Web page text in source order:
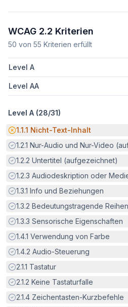
WCAG 2.2 Kriterien
50 von 55 Kriterien erfüllt
Level A
Level AA
Level A (28/31)
Potenzielle Barriere:
1.1.1 Nicht-Text-Inhalt
Erfüllt:
1.2.1 Nur-Audio und Nur-Video
Erfüllt:
1.2.2 Untertitel (aufgezeichnet)
Erfüllt:
1.2.3 Audiodeskription oder
Erfüllt:
1.3.1 Info und Beziehungen
Erfüllt:
1.3.2 Bedeutungstragende
Erfüllt:
1.3.3 Sensorische Eigenschaften
Erfüllt:
1.4.1 Verwendung von Farbe
Erfüllt:
1.4.2 Audio-Steuerung
Erfüllt:
2.1.1 Tastatur
Erfüllt:
2.1.2 Keine Tastaturfalle
Erfüllt:
2.1.4 Zeichentasten-Kurzbefehle